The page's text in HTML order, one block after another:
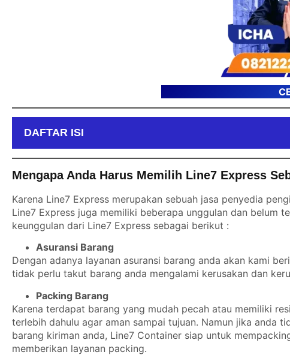
DAFTAR ISI
Mengapa Anda Harus Memilih Line7 Express
Karena Line7 Express merupakan sebuah jasa penyedia
Line7 Express juga memiliki beberapa unggulan dan belum
keunggulan dari Line7 Express sebagai berikut :
Asuransi Barang
Dengan adanya layanan asuransi barang anda akan kami
tidak perlu takut barang anda mengalami kerusakan dan
Packing Barang
Karena terdapat barang yang mudah pecah atau memiliki
terlebih dahulu agar aman sampai tujuan. Namun jika anda
barang kiriman anda, Line7 Container siap untuk
memberikan layanan packing.